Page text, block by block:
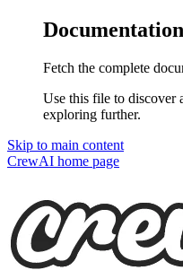
Fetch the complete
Use this file to discover
exploring further.
Skip to main content
CrewAI home page